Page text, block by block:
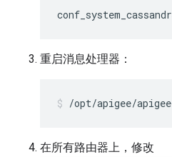
重启消息处理器：
/opt/apigee/
在所有路由器上，修改